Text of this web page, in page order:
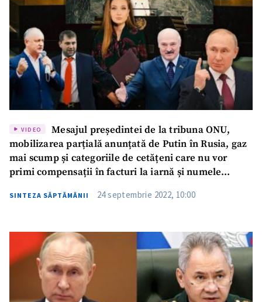
VIDEO
Mesajul președintei de la tribuna ONU,
mobilizarea parțială anunțată de Putin în Rusia, gaz
mai scump și categoriile de cetățeni care nu vor
primi compensații în facturi la iarnă și numele
Gardă
SINTEZA SĂPTĂMÂNII 24 septembrie 2022, 10:00